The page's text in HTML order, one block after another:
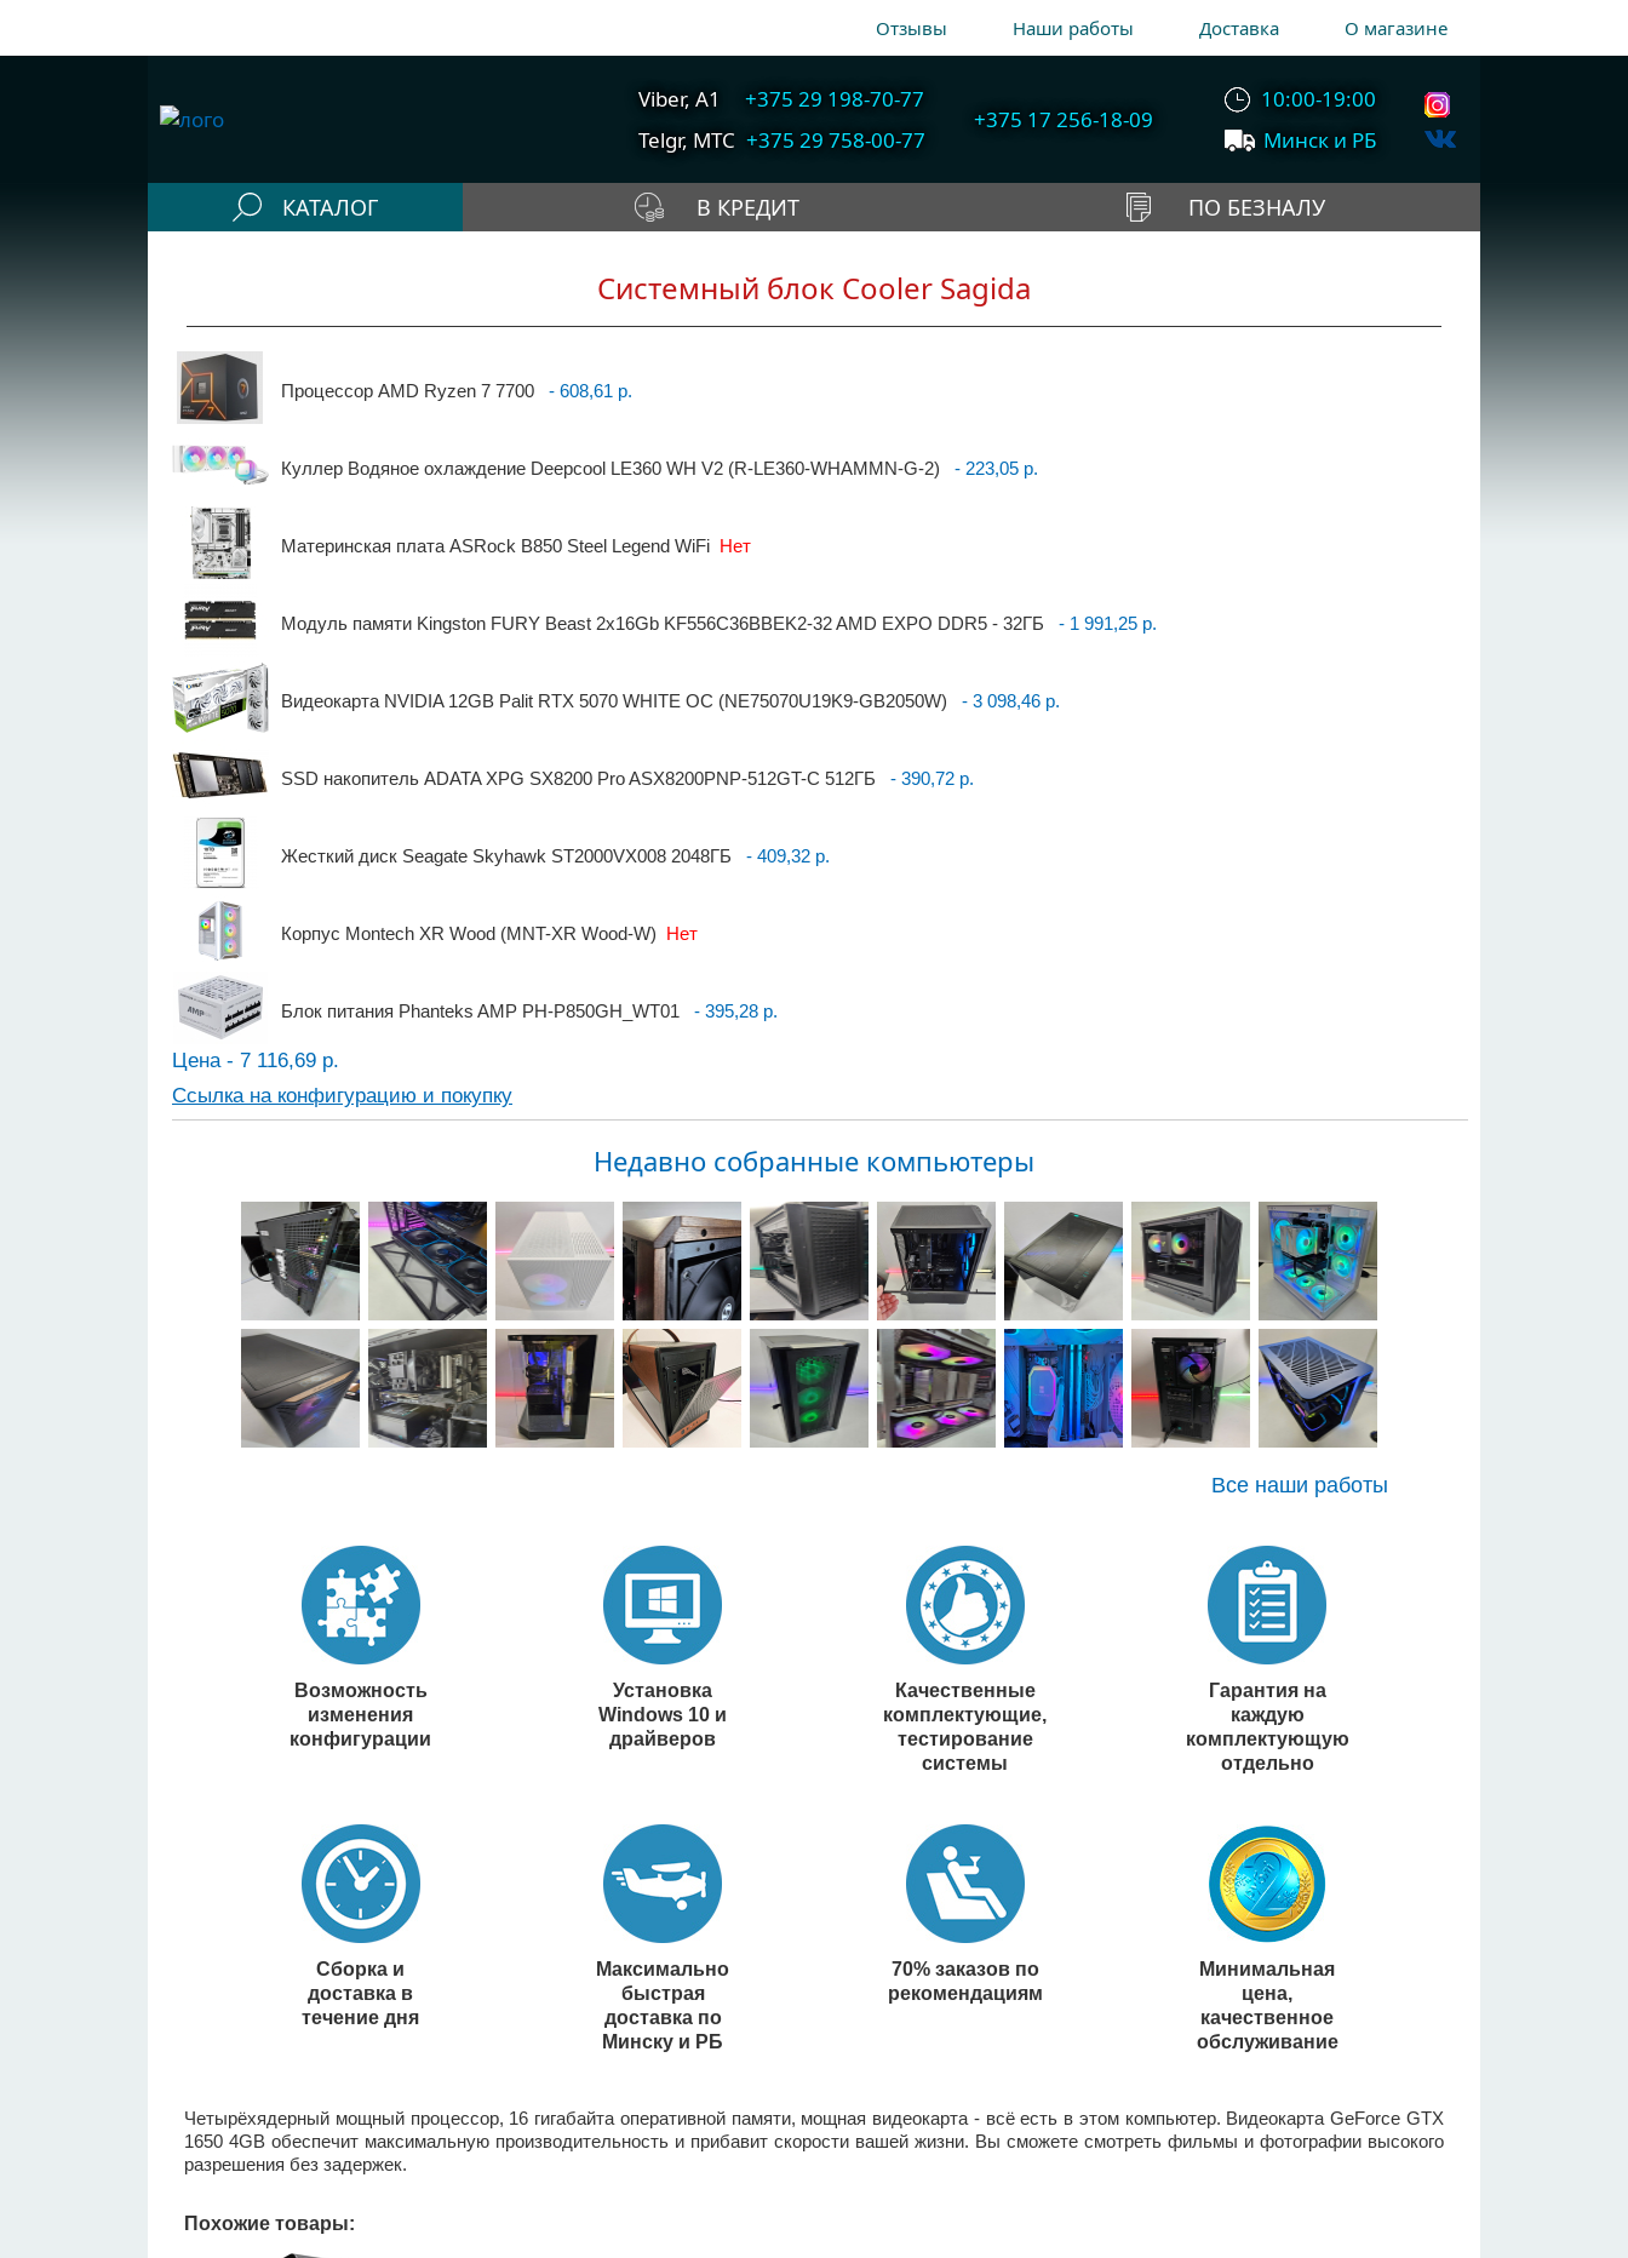
Отзывы Наши работы Доставка О магазине
Viber, A1
+375 29 198-70-77
Telgr, МТС +375 29 758-00-77
+375 17 256-18-09
10:00-19:00
Минск и РБ
A1 +375 29 198-70-77
+375 29 758-00-77
Гор +375 17 256-18-09
Telegram Viber
КАТАЛОГ В КРЕДИТ ПО БЕЗНАЛУ
Системные блоки
Рабочие станции
Моноблоки
Периферия
онлайн
компьютера
Системный блок Cooler Sagida
Процессор AMD Ryzen 7 7700 - 608,61 р.
Куллер Водяное охлаждение Deepcool LE360 WH V2 (R-LE360-WHAMMN-G-2) - 223,05 р.
Материнская плата ASRock B850 Steel Legend WiFi Нет
Модуль памяти Kingston FURY Beast 2x16Gb KF556C36BBEK2-32 AMD EXPO DDR5 - 32ГБ - 1 991,25 р.
Видеокарта NVIDIA 12GB Palit RTX 5070 WHITE OC (NE75070U19K9-GB2050W) - 3 098,46 р.
SSD накопитель ADATA XPG SX8200 Pro ASX8200PNP-512GT-C 512ГБ - 390,72 р.
Жесткий диск Seagate Skyhawk ST2000VX008 2048ГБ - 409,32 р.
Корпус Montech XR Wood (MNT-XR Wood-W) Нет
Блок питания Phanteks AMP PH-P850GH_WT01 - 395,28 р.
Цена - 7 116,69 р.
Ссылка на конфигурацию и покупку
Недавно собранные компьютеры
Все наши работы
Возможность
изменения
конфигурации
Установка
Windows 10 и
драйверов
Качественные
комплектующие,
тестирование
системы
Гарантия на
каждую
комплектующую
отдельно
Сборка и
доставка в
течение дня
Максимально
быстрая
доставка по
Минску и РБ
70% заказов по
рекомендациям
Минимальная
цена,
качественное
обслуживание
Четырёхядерный мощный процессор, 16 гигабайта оперативной памяти, мощная видеокарта - всё есть в этом компьютер. Видеокарта GeForce GTX
1650 4GB обеспечит максимальную производительность и прибавит скорости вашей жизни. Вы сможете смотреть фильмы и фотографии высокого
разрешения без задержек.
Похожие товары: